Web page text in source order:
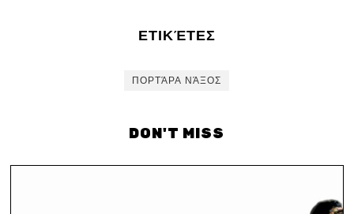
ΕΤΙΚΈΤΕΣ
ΠΟΡΤΆΡΑ ΝΆΞΟΣ
DON'T MISS